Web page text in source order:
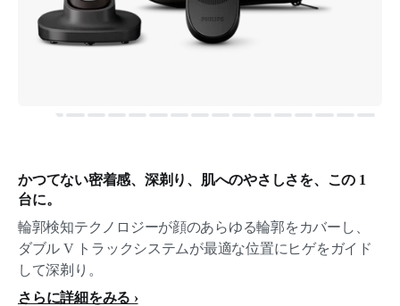
かつてない密着感、深剃り、肌へのやさしさを、この 1
台に。
輪郭検知テクノロジーが顔のあらゆる輪郭をカバーし、
ダブル V トラックシステムが最適な位置にヒゲをガイド
して深剃り。
さらに詳細をみる